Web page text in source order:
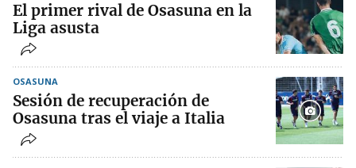
El primer rival de Osasuna en la
Liga asusta
OSASUNA
Sesión de recuperación de
Osasuna tras el viaje a Italia